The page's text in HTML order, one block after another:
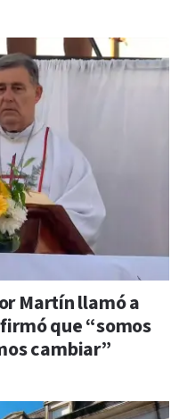
Martín llamó a
que “somos
cambiar”